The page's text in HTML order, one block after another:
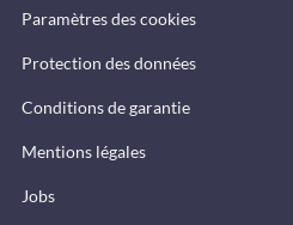
Paramètres des cookies
Protection des données
Conditions de garantie
Mentions légales
Jobs